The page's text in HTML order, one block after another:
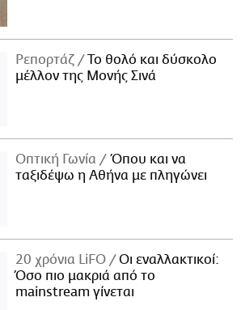
Ρεπορτάζ
Το θολό και δύσκολο
μέλλον της Μονής Σινά
Οπτική Γωνία
Όπου και να
ταξιδέψω η Αθήνα με πληγώνει
20 χρόνια LiFO
Οι εναλλακτικοί:
Όσο πιο μακριά από το
mainstream γίνεται